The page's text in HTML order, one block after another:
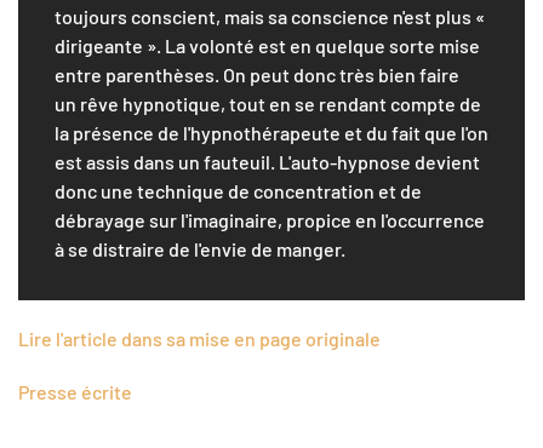
toujours conscient, mais sa conscience n'est plus «
dirigeante ». La volonté est en quelque sorte mise
entre parenthèses. On peut donc très bien faire
un rêve hypnotique, tout en se rendant compte de
la présence de l'hypnothérapeute et du fait que l'on
est assis dans un fauteuil. L'auto-hypnose devient
donc une technique de concentration et de
débrayage sur l'imaginaire, propice en l'occurrence
à se distraire de l'envie de manger.
Lire l'article dans sa mise en page originale
Presse écrite